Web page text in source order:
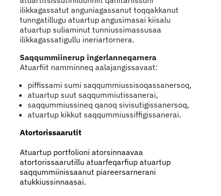
ilikkagassatut anguniagassanut toqqakkanut
tunngatillugu atuartup angusimasai kiisalu
atuartup suliaminut tunniussimassusaa
ilikkagassatigullu ineriartornera.
Saqqummiinerup ingerlanneqarnera
Atuarfiit namminneq aalajangissavaat:
piffissami sumi saqqummiussisoqassanersoq,
atuartup suut saqqummiutissanerai,
saqqummiussineq qanoq sivisutigissanersoq,
atuartup kikkut saqqummiussiffigissanerai.
Atortorissaarutit
Atuartup portfolioni atorsinnaavaa
atortorissaarutillu atuarfeqarfiup atuartup
saqqummiinissaanut piareersarnerani
atukkiussinnaasai.